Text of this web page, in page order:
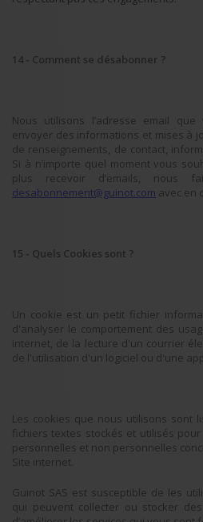
14 - Comment se désabonner ?
Nous utilisons l’adresse email
envoyer des informations et mises à
de renseignements, de contact,
Si à n’importe quel moment vous
plus recevoir d’emails, nous
desabonnement@guinot.com avec en
15 - Quels Cookies sont ?
Un cookie est un petit fichier
d'analyser le comportement des
internet, de la lecture d'un courrier
de l'utilisation d'un logiciel ou d'une
Les cookies que nous utilisons sont
fichiers textes stockés et utilisés
personnelles et non personnelles
Site internet.
Guinot SAS est susceptible de les
qui peuvent collecter ou stocker